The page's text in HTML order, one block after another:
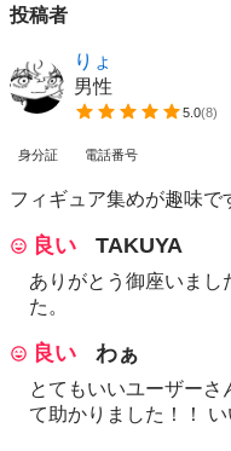
投稿者
りょ
男性
5.0(8)
身分証 電話番号
フィギュア集めが趣味で
良い TAKUYA
ありがとう御座いまし
た。
良い わぁ
とてもいいユーザーさ
て助かりました！！